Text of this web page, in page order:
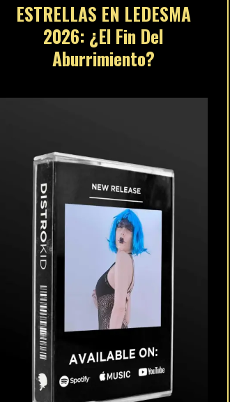
ESTRELLAS EN LEDESMA
2026: ¿El Fin Del
Aburrimiento?